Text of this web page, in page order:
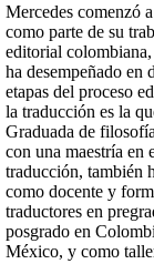
Mercedes comenzó
como parte de su
editorial
ha desempeñado en
etapas del proceso
la traducción es la
Graduada de
con una maestría en
traducción, también
como docente y
traductores en
posgrado en
México, y como